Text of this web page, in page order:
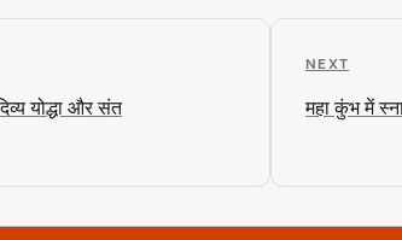
योद्धा और संत
N
x
P
NEXT
महा कुंभ में